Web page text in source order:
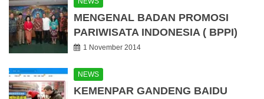
MENGENAL BADAN PROMOSI
PARIWISATA INDONESIA ( BPPI)
1 November 2014
NEWS
KEMENPAR GANDENG BAIDU